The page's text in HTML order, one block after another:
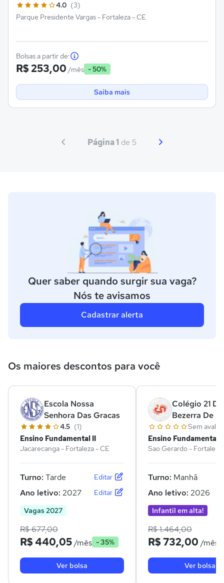
4.0 (3)
Parque Presidente Vargas - Fortaleza - CE
Bolsas a partir de:
R$ 253,00 /mês - 50%
Saiba mais
Página 1 de 5
Quer saber quando surgir sua vaga?
Nós te avisamos
Cadastrar alerta
Os maiores descontos para você
Escola Nossa
Senhora Das Gracas
4.5 (1)
Ensino Fundamental II
Jacarecanga - Fortaleza - CE
Turno: Tarde Editar
Ano letivo: 2027
Editar
Vagas 2027
R$ 677,00
R$ 440,05/mês - 35%
Ver bolsa
Colégio 21
Bezerra De
Sem
Ensino Fundamental II
Sao Gerardo - Fortaleza
Turno: Manhã
Ano letivo: 2026
Infantil em alta!
R$ 1.464,00
R$ 732,00 /mês
Ver bolsa